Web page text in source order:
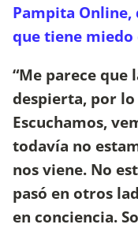
Pampita Online,
que tiene
“Me parece que
despierta, por lo
Escuchamos,
todavía no
nos viene. No
pasó en otros
en conciencia.